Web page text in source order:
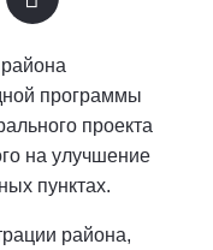
программы
проекта
на улучшение
пунктах.
района,